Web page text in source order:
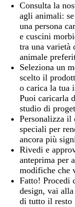
Consulta la
agli animali:
una persona
e cuscini
tra una varietà
animale
Seleziona un
scelto il
o carica la tua
Puoi caricarla
studio di
Personalizza il
speciali per
ancora più
Rivedi e
anteprima per
modifiche che
Fatto! Procedi
design, vai
di tutto il resto